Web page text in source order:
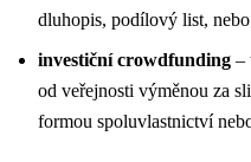
dluhopis, podílový list,
investiční crowdfunding –
od veřejnosti výměnou za
formou spoluvlastnictví